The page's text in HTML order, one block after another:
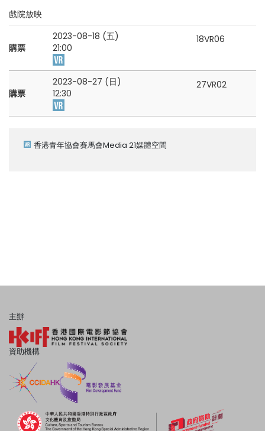
戲院放映
購票
2023-08-18 (五)
21:00
18VR06
購票
2023-08-27 (日)
12:30
27VR02
香港青年協會賽馬會Media 21媒體空間
主辦
資助機構